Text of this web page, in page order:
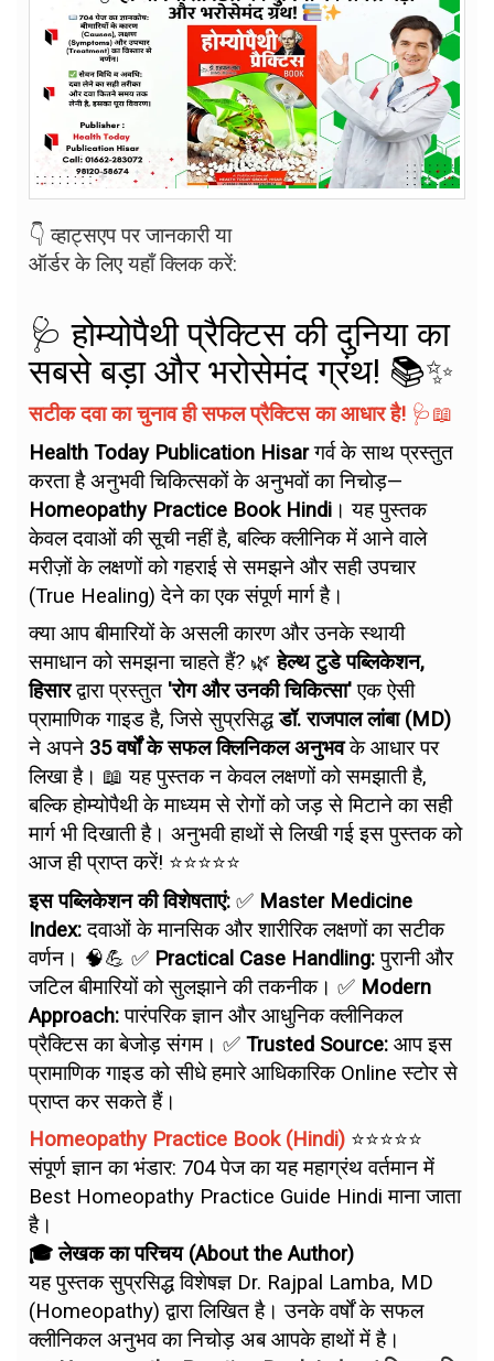
👇 व्हाट्सएप पर जानकारी या
ऑर्डर के लिए यहाँ क्लिक करें:
🩺 होम्योपैथी प्रैक्टिस की दुनिया का
सबसे बड़ा और भरोसेमंद ग्रंथ! 📚✨
सटीक दवा का चुनाव ही सफल प्रैक्टिस का आधार है! 🩺📖
Health Today Publication Hisarगर्व के साथ प्रस्तुत
करता है अनुभवी चिकित्सकों के अनुभवों का निचोड़—
Homeopathy Practice Book Hindi । यह पुस्तक
केवल दवाओं की सूची नहीं है, बल्कि क्लीनिक में आने वाले
मरीज़ों के लक्षणों को गहराई से समझने और सही उपचार
(True Healing) देने का एक संपूर्ण मार्ग है।
क्या आप बीमारियों के असली कारण और उनके स्थायी
समाधान को समझना चाहते हैं? 🌿हेल्थ टुडे पब्लिकेशन,
हिसारद्वारा प्रस्तुत 'रोग और उनकी चिकित्सा'एक ऐसी
प्रामाणिक गाइड है, जिसे सुप्रसिद्धडॉ. राजपाल लांबा (MD)
ने अपने 35 वर्षों के सफल क्लिनिकल अनुभवके आधार पर
लिखा है। 📖 यह पुस्तक न केवल लक्षणों को समझाती है,
बल्कि होम्योपैथी के माध्यम से रोगों को जड़ से मिटाने का सही
मार्ग भी दिखाती है। अनुभवी हाथों से लिखी गई इस पुस्तक को
आज ही प्राप्त करें! ⭐⭐⭐⭐⭐
इस पब्लिकेशन की विशेषताएं: ✅ Master Medicine
Index:दवाओं के मानसिक और शारीरिक लक्षणों का सटीक
वर्णन। 🧠💪 ✅ Practical Case Handling:पुरानी और
जटिल बीमारियों को सुलझाने की तकनीक। ✅ Modern
Approach:पारंपरिक ज्ञान और आधुनिक क्लीनिकल
प्रैक्टिस का बेजोड़ संगम। ✅ Trusted Source: आप इस
प्रामाणिक गाइड को सीधे हमारे आधिकारिक Online स्टोर से
प्राप्त कर सकते हैं।
Homeopathy Practice Book (Hindi) ⭐⭐⭐⭐⭐
संपूर्ण ज्ञान का भंडार: 704 पेज का यह महाग्रंथ वर्तमान में
Best Homeopathy Practice Guide Hindi माना जाता
है।
🎓 लेखक का परिचय (About the Author)
यह पुस्तक सुप्रसिद्ध विशेषज्ञ Dr. Rajpal Lamba, MD
(Homeopathy) द्वारा लिखित है। उनके वर्षों के सफल
क्लीनिकल अनुभव का निचोड़ अब आपके हाथों में है।